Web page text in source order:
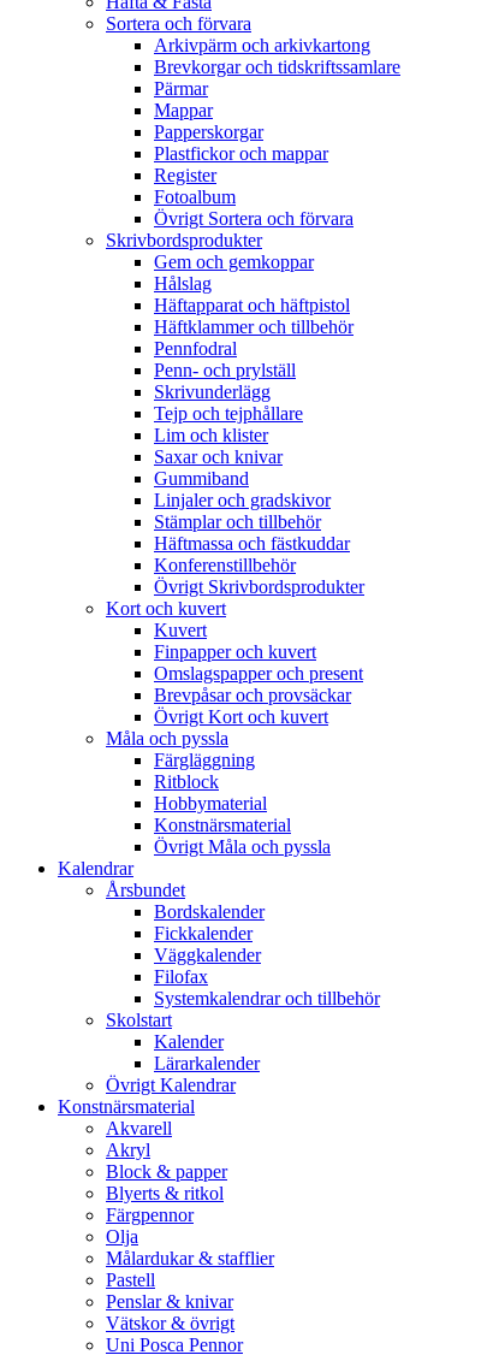
Sortera och förvara
Arkivpärm och arkivkartong
Brevkorgar och tidskriftssamlare
Pärmar
Mappar
Papperskorgar
Plastfickor och mappar
Register
Fotoalbum
Övrigt Sortera och förvara
Skrivbordsprodukter
Gem och gemkoppar
Hålslag
Häftapparat och häftpistol
Häftklammer och tillbehör
Pennfodral
Penn- och prylställ
Skrivunderlägg
Tejp och tejphållare
Lim och klister
Saxar och knivar
Gummiband
Linjaler och gradskivor
Stämplar och tillbehör
Häftmassa och fästkuddar
Konferenstillbehör
Övrigt Skrivbordsprodukter
Kort och kuvert
Kuvert
Finpapper och kuvert
Omslagspapper och present
Brevpåsar och provsäckar
Övrigt Kort och kuvert
Måla och pyssla
Färgläggning
Ritblock
Hobbymaterial
Konstnärsmaterial
Övrigt Måla och pyssla
Kalendrar
Årsbundet
Bordskalender
Fickkalender
Väggkalender
Filofax
Systemkalendrar och tillbehör
Skolstart
Kalender
Lärarkalender
Övrigt Kalendrar
Konstnärsmaterial
Akvarell
Akryl
Block & papper
Blyerts & ritkol
Färgpennor
Olja
Målardukar & stafflier
Pastell
Penslar & knivar
Vätskor & övrigt
Uni Posca Pennor